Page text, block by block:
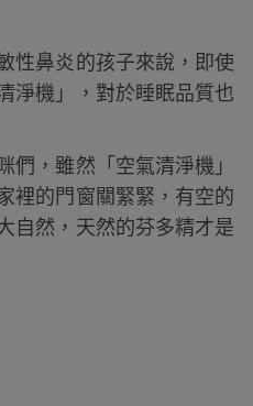
性鼻炎的孩子來說，即使
淨機」，對於睡眠品質也
們，雖然「空氣清淨機」
裡的門窗關緊緊，有空的
自然，天然的芬多精才是